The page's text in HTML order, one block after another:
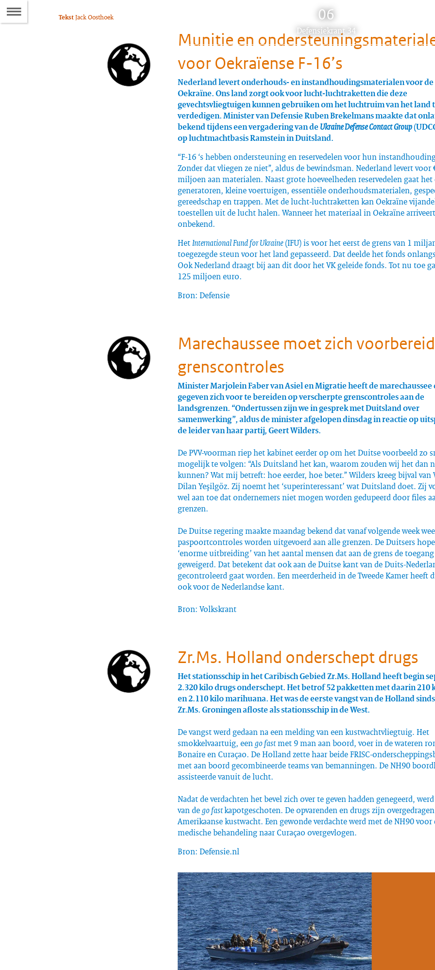
06
Dit
artikel
bij:
Defensiekrant 34
TekstJack Oosthoek
Munitie en
voor Oekraïense F-16’s
Nederland levert onderhouds- en instandhoudingsmaterialen voor de
Oekraïne. Ons land zorgt ook voor lucht-luchtraketten die deze
gevechtsvliegtuigen kunnen gebruiken om het luchtruim van het land
verdedigen. Minister van Defensie Ruben Brekelmans maakte dat
bekend tijdens een vergadering van de Ukraine Defense Contact Group
op luchtmachtbasis Ramstein in Duitsland.
“F-16 ‘s hebben ondersteuning en reservedelen voor hun
Zonder dat vliegen ze niet”, aldus de bewindsman. Nederland levert voor
miljoen aan materialen. Naast grote hoeveelheden reservedelen gaat het
generatoren, kleine voertuigen, essentiële onderhoudsmaterialen,
gereedschap en trappen. Met de lucht-luchtraketten kan Oekraïne
toestellen uit de lucht halen. Wanneer het materiaal in Oekraïne
onbekend.
HetInternational Fund for Ukraine(IFU) is voor het eerst de grens van 1
toegezegde steun voor het land gepasseerd. Dat deelde het fonds
Ook Nederland draagt bij aan dit door het VK geleide fonds. Tot nu toe
125 miljoen euro.
Bron: Defensie
Marechaussee moet zich
grenscontroles
Minister Marjolein Faber van Asiel en Migratie heeft de
gegeven zich voor te bereiden op verscherpte grenscontroles aan de
landsgrenzen. “Ondertussen zijn we in gesprek met Duitsland over
samenwerking”, aldus de minister afgelopen dinsdag in reactie op
de leider van haar partij, Geert Wilders.
De PVV-voorman riep het kabinet eerder op om het Duitse voorbeeld zo
mogelijk te volgen: “Als Duitsland het kan, waarom zouden wij het dan
kunnen? Wat mij betreft: hoe eerder, hoe beter.” Wilders kreeg bijval van
Dilan Yeşilgöz. Zij noemt het ‘superinteressant’ wat Duitsland doet. Zij
wel aan toe dat ondernemers niet mogen worden gedupeerd door files
grenzen.
De Duitse regering maakte maandag bekend dat vanaf volgende week
paspoortcontroles worden uitgevoerd aan alle grenzen. De Duitsers
‘enorme uitbreiding’ van het aantal mensen dat aan de grens de
geweigerd. Dat betekent dat ook aan de Duitse kant van de Duits-
gecontroleerd gaat worden. Een meerderheid in de Tweede Kamer heeft
ook voor de Nederlandse kant.
Bron: Volkskrant
Zr.Ms. Holland onderschept drugs
Het stationsschip in het Caribisch Gebied Zr.Ms. Holland heeft begin
2.320 kilo drugs onderschept. Het betrof 52 pakketten met daarin 210
en 2.110 kilo marihuana. Het was de eerste vangst van de Holland
Zr.Ms. Groningen afloste als stationsschip in de West.
De vangst werd gedaan na een melding van een kustwachtvliegtuig. Het
smokkelvaartuig, een go fastmet 9 man aan boord, voer in de wateren
Bonaire en Curaçao. De Holland zette haar beide FRISC-
met aan boord gecombineerde teams van bemanningen. De NH90
assisteerde vanuit de lucht.
Nadat de verdachten het bevel zich over te geven hadden genegeerd,
van dego fastkapotgeschoten. De opvarenden en drugs zijn
Amerikaanse kustwacht. Een gewonde verdachte werd met de NH90 voor
medische behandeling naar Curaçao overgevlogen.
Bron: Defensie.nl
de